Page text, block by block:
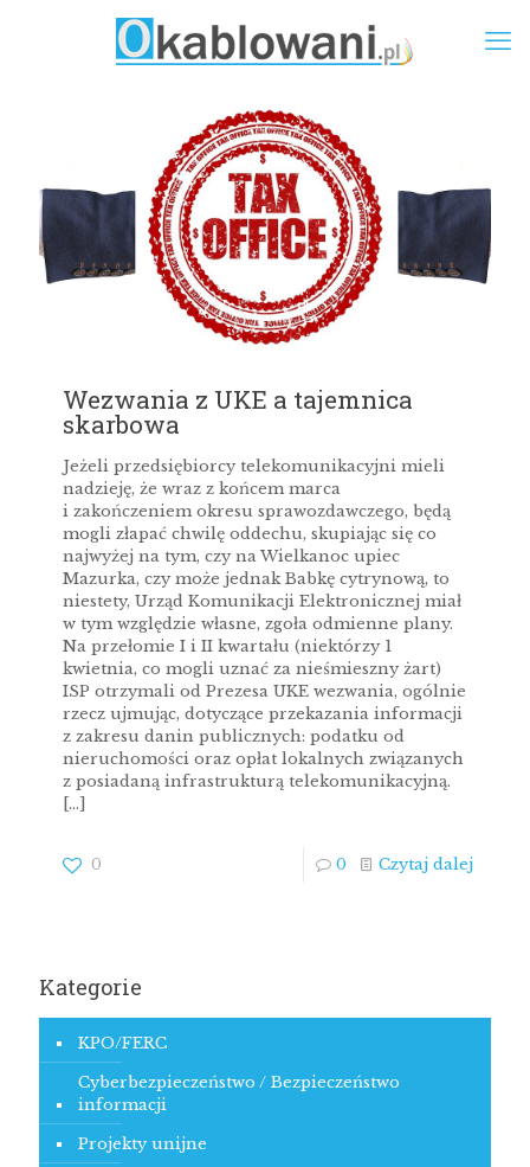
Wezwania z UKE a tajemnica
skarbowa
Jeżeli przedsiębiorcy telekomunikacyjni mieli
nadzieję, że wraz z końcem marca
i zakończeniem okresu sprawozdawczego, będą
mogli złapać chwilę oddechu, skupiając się co
najwyżej na tym, czy na Wielkanoc upiec
Mazurka, czy może jednak Babkę cytrynową, to
niestety, Urząd Komunikacji Elektronicznej miał
w tym względzie własne, zgoła odmienne plany.
Na przełomie I i II kwartału (niektórzy 1
kwietnia, co mogli uznać za nieśmieszny żart)
ISP otrzymali od Prezesa UKE wezwania, ogólnie
rzecz ujmując, dotyczące przekazania informacji
z zakresu danin publicznych: podatku od
nieruchomości oraz opłat lokalnych związanych
z posiadaną infrastrukturą telekomunikacyjną.
[…]
0 0 Czytaj dalej
Kategorie
KPO/FERC
Cyberbezpieczeństwo / Bezpieczeństwo
informacji
Projekty unijne